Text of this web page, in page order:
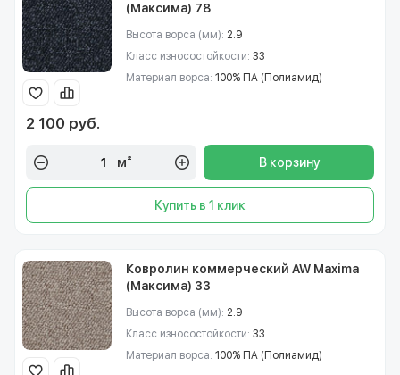
(Максима) 78
Высота ворса (мм): 2.9
Класс износостойкости: 33
Материал ворса: 100% ПА (Полиамид)
2 100 руб.
м² В корзину
Купить в 1 клик
Ковролин коммерческий AW Maxima
(Максима) 33
Высота ворса (мм): 2.9
Класс износостойкости: 33
Материал ворса: 100% ПА (Полиамид)